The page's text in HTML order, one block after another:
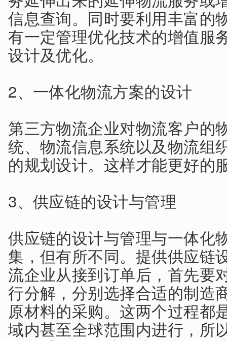
信息查询。同时要利用丰富的
有一定管理优化技术的增值服
设计及优化。
2、一体化物流方案的设计
第三方物流企业对物流客户的
统、物流信息系统以及物流组
的规划设计。这样才能更好的
3、供应链的设计与管理
供应链的设计与管理与一体化
集，但有所不同。提供供应链
流企业从接到订单后，首先要
行分解，分别选择合适的制造
原材料的采购。这两个过程都
域内甚至全球范围内进行，所